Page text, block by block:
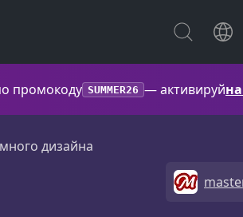
промокоду SUMMER26 — активируй
дизайна